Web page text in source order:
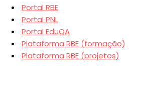
Portal RBE
Portal PNL
Portal EduQA
Plataforma RBE (formação)
Plataforma RBE (projetos)